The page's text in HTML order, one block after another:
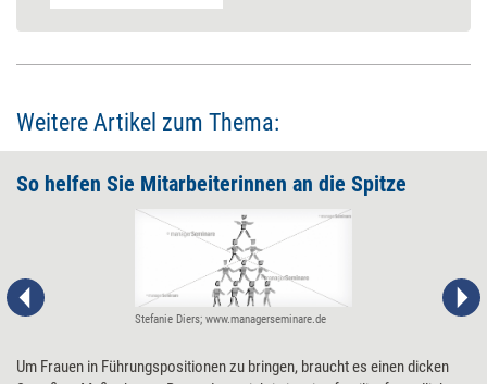
Weitere Artikel zum Thema:
So helfen Sie Mitarbeiterinnen an die Spitze
Stefanie Diers; www.managerseminare.de
Um Frauen in Führungspositionen zu bringen, braucht es einen dicken